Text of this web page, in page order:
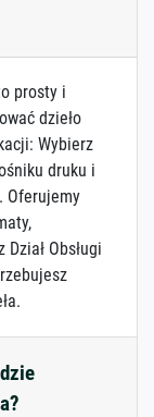
prosty i
dzieło
Wybierz
druku i
Oferujemy
Obsługi